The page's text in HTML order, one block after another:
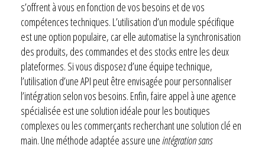
s’offrent à vous en fonction de vos besoins et de vos
compétences techniques. L’utilisation d’un module spécifique
est une option populaire, car elle automatise la synchronisation
des produits, des commandes et des stocks entre les deux
plateformes. Si vous disposez d’une équipe technique,
l’utilisation d’une API peut être envisagée pour personnaliser
l’intégration selon vos besoins. Enfin, faire appel à une agence
spécialisée est une solution idéale pour les boutiques
complexes ou les commerçants recherchant une solution clé en
main. Une méthode adaptée assure uneintégration sans